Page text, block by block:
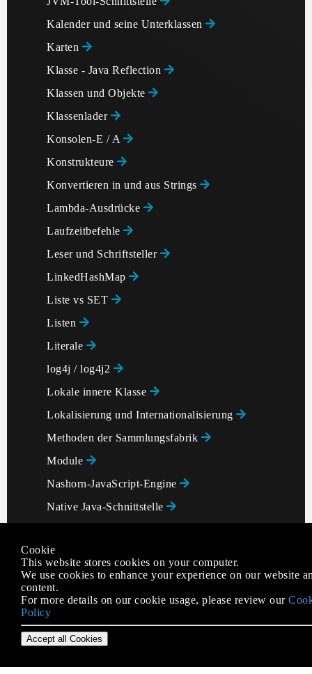
Kalender und seine Unterklassen
Karten
Klasse - Java Reflection
Klassen und Objekte
Klassenlader
Konsolen-E / A
Konstrukteure
Konvertieren in und aus Strings
Lambda-Ausdrücke
Laufzeitbefehle
Leser und Schriftsteller
LinkedHashMap
Liste vs SET
Listen
Literale
log4j / log4j2
Lokale innere Klasse
Lokalisierung und Internationalisierung
Methoden der Sammlungsfabrik
Module
Nashorn-JavaScript-Engine
Native Java-Schnittstelle
Nichtzugriffsmodifizierer
NIO - Vernetzung
Objektklassenmethoden und Konstruktor
Objektklonen
Objektreferenzen
Operatoren
Cookie
This website stores cookies on your computer.
We use cookies to enhance your experience on our website
content.
For more details on our cookie usage, please review our
Policy
Accept all Cookies